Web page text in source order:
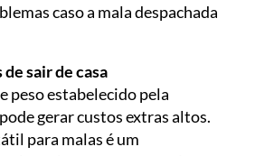
caso a mala despachada
de sair de casa
peso estabelecido pela
gerar custos extras altos.
para malas é um